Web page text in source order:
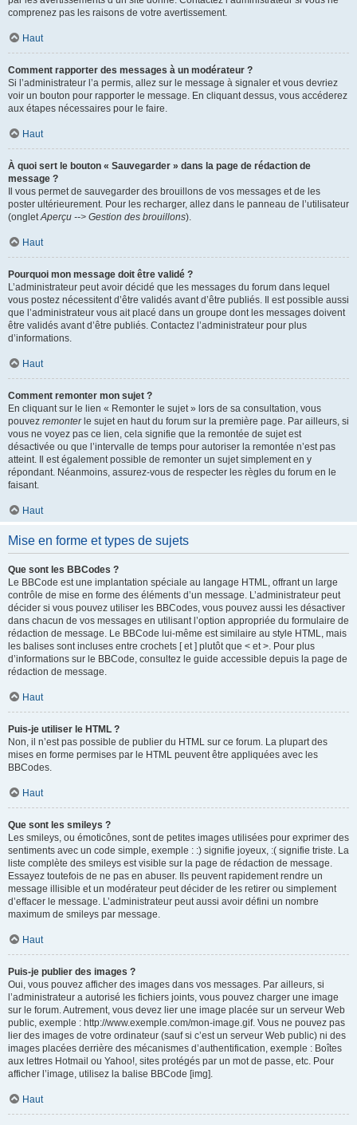
comprenez pas les raisons de votre avertissement.
Haut
Comment rapporter des messages à un modérateur ?
Si l’administrateur l’a permis, allez sur le message à signaler et vous devriez
voir un bouton pour rapporter le message. En cliquant dessus, vous accéderez
aux étapes nécessaires pour le faire.
Haut
À quoi sert le bouton « Sauvegarder » dans la page de rédaction de
message ?
Il vous permet de sauvegarder des brouillons de vos messages et de les
poster ultérieurement. Pour les recharger, allez dans le panneau de l’utilisateur
(ongletAperçu --> Gestion des brouillons).
Haut
Pourquoi mon message doit être validé ?
L’administrateur peut avoir décidé que les messages du forum dans lequel
vous postez nécessitent d’être validés avant d’être publiés. Il est possible aussi
que l’administrateur vous ait placé dans un groupe dont les messages doivent
être validés avant d’être publiés. Contactez l’administrateur pour plus
d’informations.
Haut
Comment remonter mon sujet ?
En cliquant sur le lien « Remonter le sujet » lors de sa consultation, vous
pouvez remonterle sujet en haut du forum sur la première page. Par ailleurs, si
vous ne voyez pas ce lien, cela signifie que la remontée de sujet est
désactivée ou que l’intervalle de temps pour autoriser la remontée n’est pas
atteint. Il est également possible de remonter un sujet simplement en y
répondant. Néanmoins, assurez-vous de respecter les règles du forum en le
faisant.
Haut
Mise en forme et types de sujets
Que sont les BBCodes ?
Le BBCode est une implantation spéciale au langage HTML, offrant un large
contrôle de mise en forme des éléments d’un message. L’administrateur peut
décider si vous pouvez utiliser les BBCodes, vous pouvez aussi les désactiver
dans chacun de vos messages en utilisant l’option appropriée du formulaire de
rédaction de message. Le BBCode lui-même est similaire au style HTML, mais
les balises sont incluses entre crochets [ et ] plutôt que < et >. Pour plus
d’informations sur le BBCode, consultez le guide accessible depuis la page de
rédaction de message.
Haut
Puis-je utiliser le HTML ?
Non, il n’est pas possible de publier du HTML sur ce forum. La plupart des
mises en forme permises par le HTML peuvent être appliquées avec les
BBCodes.
Haut
Que sont les smileys ?
Les smileys, ou émoticônes, sont de petites images utilisées pour exprimer des
sentiments avec un code simple, exemple : :) signifie joyeux, :( signifie triste. La
liste complète des smileys est visible sur la page de rédaction de message.
Essayez toutefois de ne pas en abuser. Ils peuvent rapidement rendre un
message illisible et un modérateur peut décider de les retirer ou simplement
d’effacer le message. L’administrateur peut aussi avoir défini un nombre
maximum de smileys par message.
Haut
Puis-je publier des images ?
Oui, vous pouvez afficher des images dans vos messages. Par ailleurs, si
l’administrateur a autorisé les fichiers joints, vous pouvez charger une image
sur le forum. Autrement, vous devez lier une image placée sur un serveur Web
public, exemple : http://www.exemple.com/mon-image.gif. Vous ne pouvez pas
lier des images de votre ordinateur (sauf si c’est un serveur Web public) ni des
images placées derrière des mécanismes d’authentification, exemple : Boîtes
aux lettres Hotmail ou Yahoo!, sites protégés par un mot de passe, etc. Pour
afficher l’image, utilisez la balise BBCode [img].
Haut